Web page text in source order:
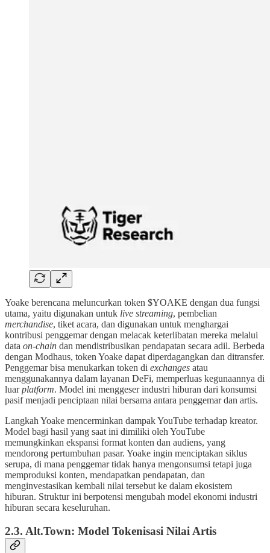
Yoake berencana meluncurkan token $YOAKE dengan dua fungsi
utama, yaitu digunakan untuk live streaming, pembelian
merchandise, tiket acara, dan digunakan untuk menghargai
kontribusi penggemar dengan melacak keterlibatan mereka melalui
data on-chain dan mendistribusikan pendapatan secara adil. Berbeda
dengan Modhaus, token Yoake dapat diperdagangkan dan ditransfer.
Penggemar bisa menukarkan token di exchanges atau
menggunakannya dalam layanan DeFi, memperluas kegunaannya di
luarplatform. Model ini menggeser industri hiburan dari konsumsi
pasif menjadi penciptaan nilai bersama antara penggemar dan artis.
Langkah Yoake mencerminkan dampak YouTube terhadap kreator.
Model bagi hasil yang saat ini dimiliki oleh YouTube
memungkinkan ekspansi format konten dan audiens, yang
mendorong pertumbuhan pasar. Yoake ingin menciptakan siklus
serupa, di mana penggemar tidak hanya mengonsumsi tetapi juga
memproduksi konten, mendapatkan pendapatan, dan
menginvestasikan kembali nilai tersebut ke dalam ekosistem
hiburan. Struktur ini berpotensi mengubah model ekonomi industri
hiburan secara keseluruhan.
2.3. Alt.Town: Model Tokenisasi Nilai Artis